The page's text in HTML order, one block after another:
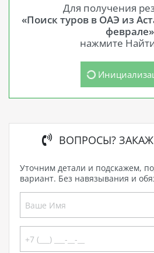
Для получения
«Поиск туров в ОАЭ из
феврале»
нажмите
ВОПРОСЫ?
Уточним детали и подскажем,
вариант. Без навязывания и